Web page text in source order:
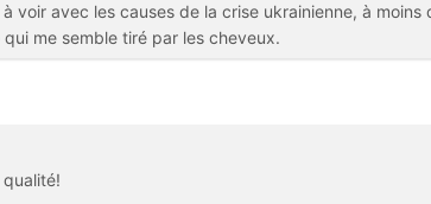
voir avec les causes de la crise ukrainienne, à moins
me semble tiré par les cheveux.